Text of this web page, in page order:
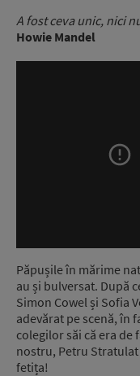
A fost ceva unic, nici
Howie Mandel
Păpușile în mărime
au și bulversat. După
Simon Cowel și Sofia
adevărat pe scenă, în
colegilor săi că era de
nostru, Petru Stratulat
fetița!